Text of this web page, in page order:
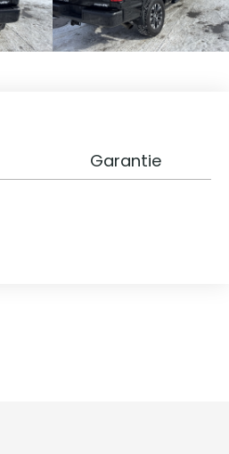
Garantie